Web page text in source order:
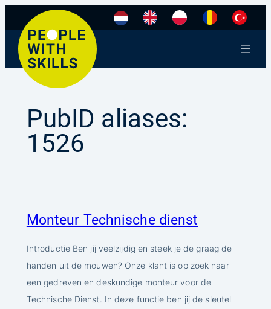
naar
inhoud
PubID aliases:
1526
Monteur Technische dienst
Introductie Ben jij veelzijdig en steek je de graag de
handen uit de mouwen? Onze klant is op zoek naar
een gedreven en deskundige monteur voor de
Technische Dienst. In deze functie ben jij de sleutel